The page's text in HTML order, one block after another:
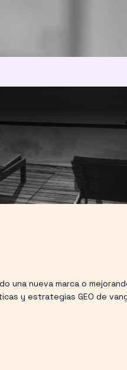
una nueva marca o
y estrategias GEO de